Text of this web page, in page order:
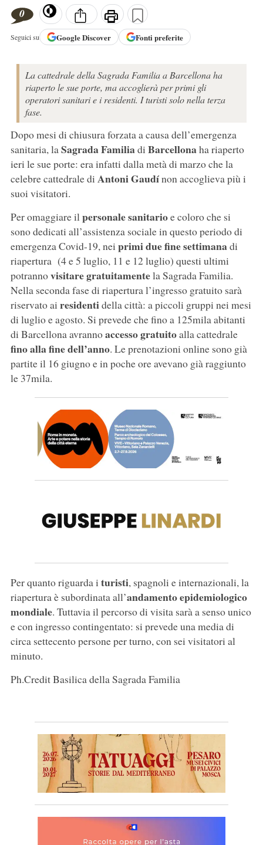
0
Seguici su GoogleDiscover Fonti preferite
La cattedrale della Sagrada Familia a Barcellona ha
riaperto le sue porte, ma accoglierà per primi gli
operatori sanitari e i residenti. I turisti solo nella terza
fase.
Dopo mesi di chiusura forzata a causa dell’emergenza
sanitaria, laSagrada Familiadi Barcellonaha riaperto
ieri le sue porte: era infatti dalla metà di marzo che la
celebre cattedrale di Antoni Gaudínon accoglieva più i
suoi visitatori.
Per omaggiare ilpersonale sanitarioe coloro che si
sono dedicati all’assistenza sociale in questo periodo di
emergenza Covid-19, nei primi due fine settimanadi
riapertura (4 e 5 luglio, 11 e 12 luglio) questi ultimi
potrannovisitare gratuitamentela Sagrada Familia.
Nella seconda fase di riapertura l’ingresso gratuito sarà
riservato ai residentidella città: a piccoli gruppi nei mesi
di luglio e agosto. Si prevede che fino a 125mila abitanti
di Barcellona avrannoaccesso gratuitoalla cattedrale
fino alla fine dell’anno. Le prenotazioni online sono già
partite il 16 giugno e in poche ore avevano già raggiunto
le 37mila.
Per quanto riguarda i turisti, spagnoli e internazionali, la
riapertura è subordinata all’andamento epidemiologico
mondiale. Tuttavia il percorso di visita sarà a senso unico
e con ingresso contingentato: si prevede una media di
circa settecento persone per turno, con sei visitatori al
minuto.
Ph.Credit Basilica della Sagrada Familia